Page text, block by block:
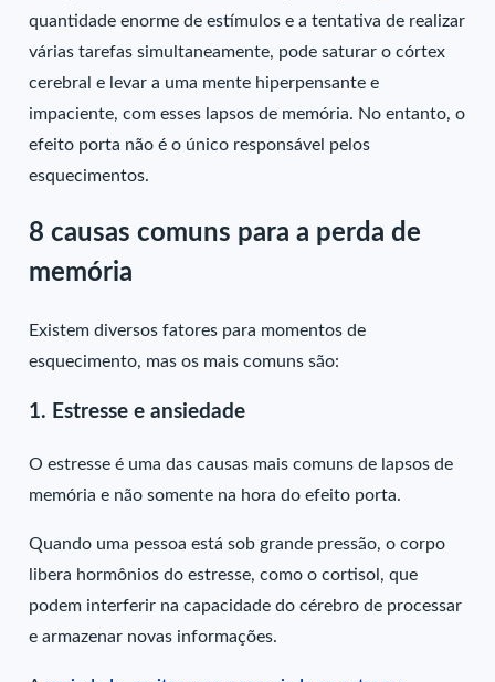
quantidade enorme de estímulos e a tentativa de realizar
várias tarefas simultaneamente, pode saturar o córtex
cerebral e levar a uma mente hiperpensante e
impaciente, com esses lapsos de memória. No entanto, o
efeito porta não é o único responsável pelos
esquecimentos.
8 causas comuns para a perda de
memória
Existem diversos fatores para momentos de
esquecimento, mas os mais comuns são:
1. Estresse e ansiedade
O estresse é uma das causas mais comuns de lapsos de
memória e não somente na hora do efeito porta.
Quando uma pessoa está sob grande pressão, o corpo
libera hormônios do estresse, como o cortisol, que
podem interferir na capacidade do cérebro de processar
e armazenar novas informações.